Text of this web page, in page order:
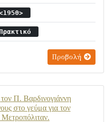
Προβολή
Π. Βαρδινογιάννη
στο γεύμα για τον
Μετροπόλιταν.